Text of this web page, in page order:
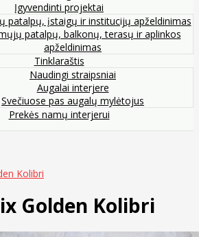
Įgyvendinti projektai
patalpų, įstaigų ir institucijų apželdinimas
patalpų, balkonų, terasų ir aplinkos
apželdinimas
Tinklaraštis
Naudingi straipsniai
Augalai interjere
Svečiuose pas augalų mylėtojus
Prekės namų interjerui
Kolibri
Golden Kolibri